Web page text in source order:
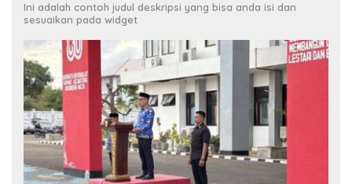
Ini adalah contoh judul deskripsi yang bisa anda isi dan
sesuaikan pada widget